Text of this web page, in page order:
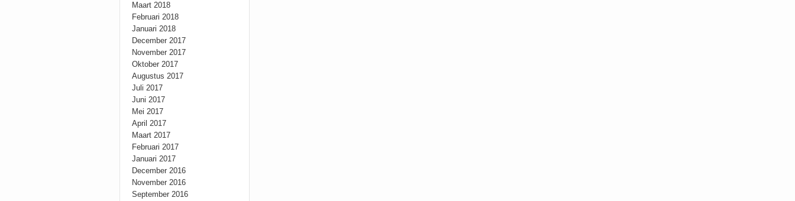
Maart 2018
Februari 2018
Januari 2018
December 2017
November 2017
Oktober 2017
Augustus 2017
Juli 2017
Juni 2017
Mei 2017
April 2017
Maart 2017
Februari 2017
Januari 2017
December 2016
November 2016
September 2016